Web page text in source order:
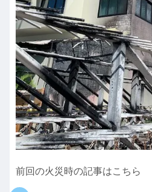
前回の火災時の記事はこちら